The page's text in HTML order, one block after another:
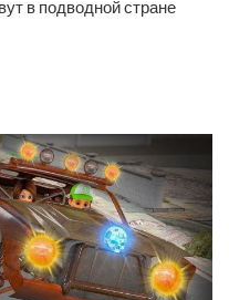
в подводной стране